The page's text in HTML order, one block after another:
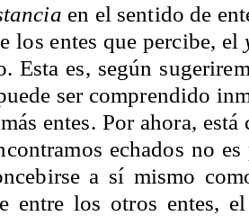
en el sentido de
los entes que percibe, el
Esta es, según
ser comprendido
entes. Por ahora,
echados no
a sí mismo
entre los otros entes,